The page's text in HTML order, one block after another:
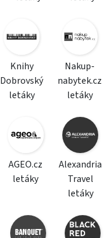
Knihy
Dobrovský
letáky
Nakup-
nabytek.cz
letáky
AGEO.cz
letáky
Alexandria
Travel
letáky